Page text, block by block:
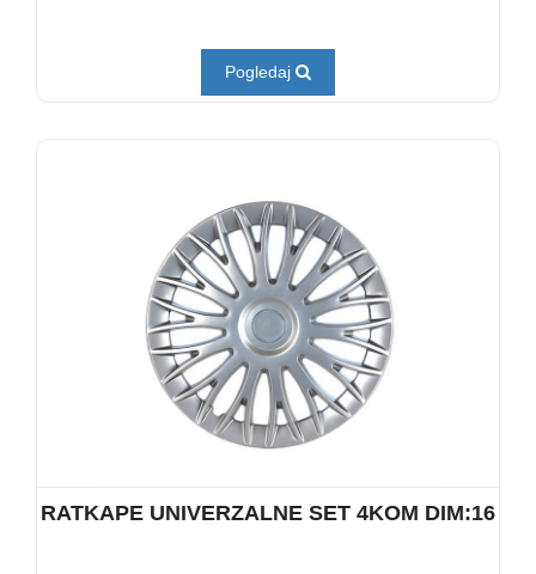
Pogledaj
RATKAPE UNIVERZALNE SET 4KOM DIM:16